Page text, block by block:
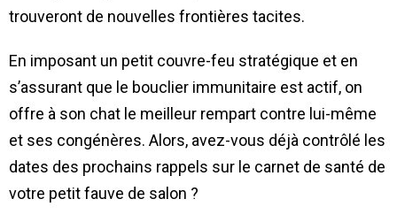
trouveront de nouvelles frontières tacites.
En imposant un petit couvre-feu stratégique et en
s’assurant que le bouclier immunitaire est actif, on
offre à son chat le meilleur rempart contre lui-même
et ses congénères. Alors, avez-vous déjà contrôlé les
dates des prochains rappels sur le carnet de santé de
votre petit fauve de salon ?